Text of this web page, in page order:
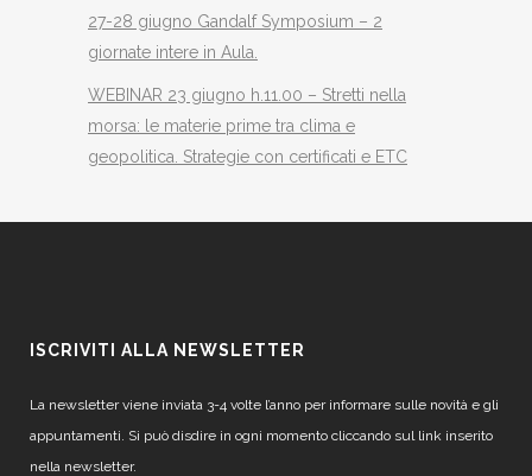
27-28 giugno Gandalf Symposium – 2
giornate intere in Aula.
WEBINAR 23 giugno h.11.00 – Stretti nella
morsa: le materie prime tra clima e
geopolitica. Strategie con certificati e ETC
ISCRIVITI ALLA NEWSLETTER
La newsletter viene inviata 3-4 volte l’anno per informare sulle novità e gli
appuntamenti. Si può disdire in ogni momento cliccando sul link inserito
nella newsletter.